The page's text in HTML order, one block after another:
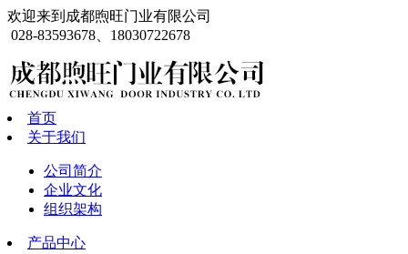
欢迎来到成都煦旺门业有限公司
028-83593678、18030722678
首页
关于我们
公司简介
企业文化
组织架构
产品中心